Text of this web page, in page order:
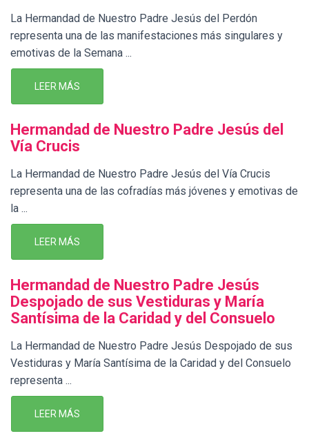
La Hermandad de Nuestro Padre Jesús del Perdón
representa una de las manifestaciones más singulares y
emotivas de la Semana ...
LEER MÁS
Hermandad de Nuestro Padre Jesús del
Vía Crucis
La Hermandad de Nuestro Padre Jesús del Vía Crucis
representa una de las cofradías más jóvenes y emotivas de
la ...
LEER MÁS
Hermandad de Nuestro Padre Jesús
Despojado de sus Vestiduras y María
Santísima de la Caridad y del Consuelo
La Hermandad de Nuestro Padre Jesús Despojado de sus
Vestiduras y María Santísima de la Caridad y del Consuelo
representa ...
LEER MÁS